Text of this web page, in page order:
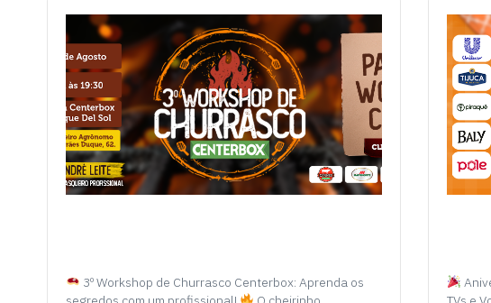
3º Workshop de Churrasco Centerbox: Aprenda os